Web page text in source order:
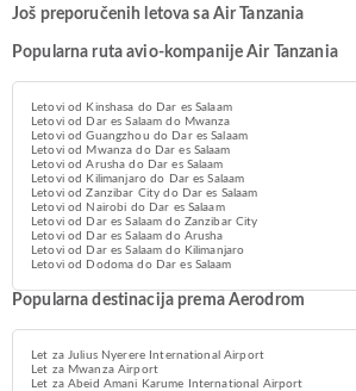
Još preporučenih letova sa Air Tanzania
Popularna ruta avio-kompanije Air Tanzania
Letovi od Kinshasa do Dar es Salaam
Letovi od Dar es Salaam do Mwanza
Letovi od Guangzhou do Dar es Salaam
Letovi od Mwanza do Dar es Salaam
Letovi od Arusha do Dar es Salaam
Letovi od Kilimanjaro do Dar es Salaam
Letovi od Zanzibar City do Dar es Salaam
Letovi od Nairobi do Dar es Salaam
Letovi od Dar es Salaam do Zanzibar City
Letovi od Dar es Salaam do Arusha
Letovi od Dar es Salaam do Kilimanjaro
Letovi od Dodoma do Dar es Salaam
Popularna destinacija prema Aerodrom
Let za Julius Nyerere International Airport
Let za Mwanza Airport
Let za Abeid Amani Karume International Airport